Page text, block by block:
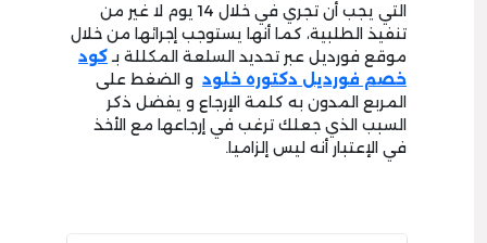
التي يجب أن تجري في خلال 14 يوم لا غير من
تنفيذ الطلبية، كما أنها يستوجب إجرائها من خلال
موقع فورديل عبر تحديد السلعة المكللة بـكود
خصم فورديل دكتوره خلود و الضغط على
المربع المدون به كلمة الإرجاع و يفضل ذكر
السبب الذي جعلك ترغب في إرجاعها مع الأخذ
في الإعتبار أنه ليس إلزاميا.